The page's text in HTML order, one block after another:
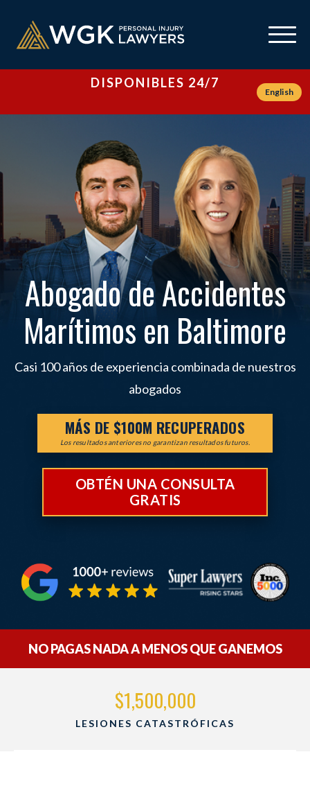
DISPONIBLES 24/7
English
Abogado de Accidentes
Marítimos en Baltimore
Casi 100 años de experiencia combinada de nuestros
abogados
MÁS DE $100M RECUPERADOS
Los resultados anteriores no garantizan resultados futuros.
OBTÉN UNA CONSULTA
GRATIS
NO PAGAS NADA A MENOS QUE GANEMOS
$1,500,000
LESIONES CATASTRÓFICAS